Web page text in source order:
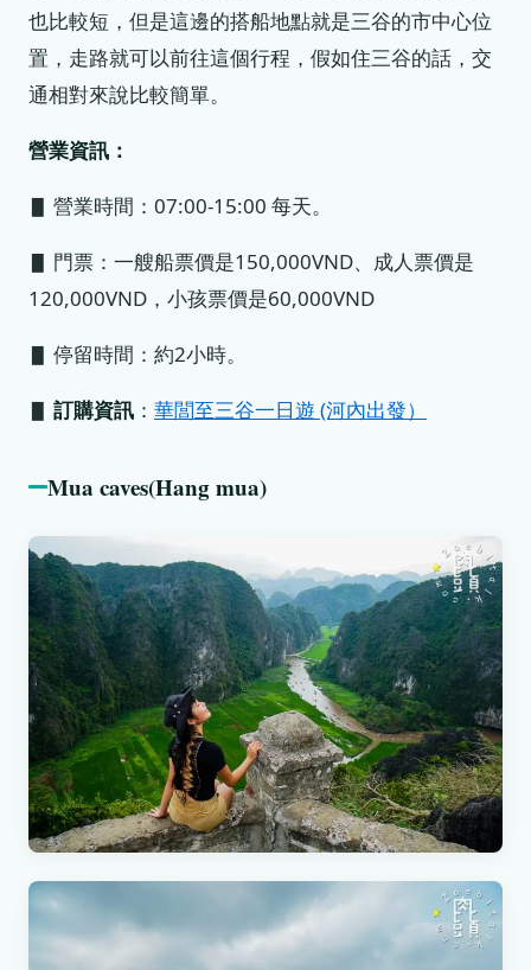
也比較短，但是這邊的搭船地點就是三谷的市中心位
置，走路就可以前往這個行程，假如住三谷的話，交
通相對來說比較簡單。
營業資訊：
▋ 營業時間：07:00-15:00 每天。
▋ 門票：一艘船票價是150,000VND、成人票價是
120,000VND，小孩票價是60,000VND
▋ 停留時間：約2小時。
▋ 訂購資訊 ： 華閭至三谷一日遊 (河內出發）
Mua caves(Hang mua)